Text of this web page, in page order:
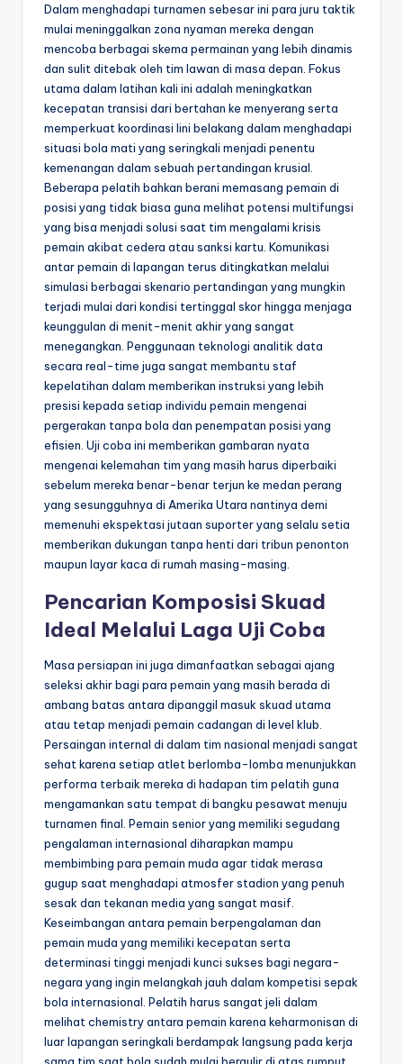
Dalam menghadapi turnamen sebesar ini para juru taktik
mulai meninggalkan zona nyaman mereka dengan
mencoba berbagai skema permainan yang lebih dinamis
dan sulit ditebak oleh tim lawan di masa depan. Fokus
utama dalam latihan kali ini adalah meningkatkan
kecepatan transisi dari bertahan ke menyerang serta
memperkuat koordinasi lini belakang dalam menghadapi
situasi bola mati yang seringkali menjadi penentu
kemenangan dalam sebuah pertandingan krusial.
Beberapa pelatih bahkan berani memasang pemain di
posisi yang tidak biasa guna melihat potensi multifungsi
yang bisa menjadi solusi saat tim mengalami krisis
pemain akibat cedera atau sanksi kartu. Komunikasi
antar pemain di lapangan terus ditingkatkan melalui
simulasi berbagai skenario pertandingan yang mungkin
terjadi mulai dari kondisi tertinggal skor hingga menjaga
keunggulan di menit-menit akhir yang sangat
menegangkan. Penggunaan teknologi analitik data
secara real-time juga sangat membantu staf
kepelatihan dalam memberikan instruksi yang lebih
presisi kepada setiap individu pemain mengenai
pergerakan tanpa bola dan penempatan posisi yang
efisien. Uji coba ini memberikan gambaran nyata
mengenai kelemahan tim yang masih harus diperbaiki
sebelum mereka benar-benar terjun ke medan perang
yang sesungguhnya di Amerika Utara nantinya demi
memenuhi ekspektasi jutaan suporter yang selalu setia
memberikan dukungan tanpa henti dari tribun penonton
maupun layar kaca di rumah masing-masing.
Pencarian Komposisi Skuad
Ideal Melalui Laga Uji Coba
Masa persiapan ini juga dimanfaatkan sebagai ajang
seleksi akhir bagi para pemain yang masih berada di
ambang batas antara dipanggil masuk skuad utama
atau tetap menjadi pemain cadangan di level klub.
Persaingan internal di dalam tim nasional menjadi sangat
sehat karena setiap atlet berlomba-lomba menunjukkan
performa terbaik mereka di hadapan tim pelatih guna
mengamankan satu tempat di bangku pesawat menuju
turnamen final. Pemain senior yang memiliki segudang
pengalaman internasional diharapkan mampu
membimbing para pemain muda agar tidak merasa
gugup saat menghadapi atmosfer stadion yang penuh
sesak dan tekanan media yang sangat masif.
Keseimbangan antara pemain berpengalaman dan
pemain muda yang memiliki kecepatan serta
determinasi tinggi menjadi kunci sukses bagi negara-
negara yang ingin melangkah jauh dalam kompetisi sepak
bola internasional. Pelatih harus sangat jeli dalam
melihat chemistry antara pemain karena keharmonisan di
luar lapangan seringkali berdampak langsung pada kerja